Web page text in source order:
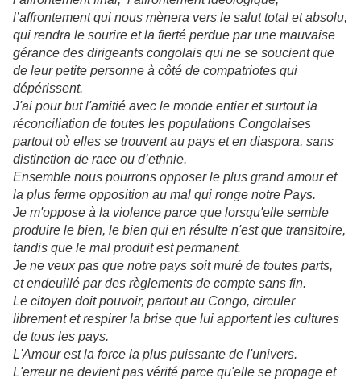
l’affrontement qui nous mènera vers le salut total et absolu,
qui rendra le sourire et la fierté perdue par une mauvaise
gérance des dirigeants congolais qui ne se soucient que
de leur petite personne à côté de compatriotes qui
dépérissent.
J'ai pour but l'amitié avec le monde entier et surtout la
réconciliation de toutes les populations Congolaises
partout où elles se trouvent au pays et en diaspora, sans
distinction de race ou d’ethnie.
Ensemble nous pourrons opposer le plus grand amour et
la plus ferme opposition au mal qui ronge notre Pays.
Je m'oppose à la violence parce que lorsqu'elle semble
produire le bien, le bien qui en résulte n'est que transitoire,
tandis que le mal produit est permanent.
Je ne veux pas que notre pays soit muré de toutes parts,
et endeuillé par des règlements de compte sans fin.
Le citoyen doit pouvoir, partout au Congo, circuler
librement et respirer la brise que lui apportent les cultures
de tous les pays.
L'Amour est la force la plus puissante de l'univers.
L'erreur ne devient pas vérité parce qu'elle se propage et